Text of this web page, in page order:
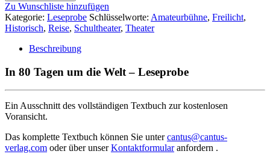
Zu Wunschliste hinzufügen
Kategorie: Leseprobe Schlüsselworte: Amateurbühne, Freilicht,
Historisch, Reise, Schultheater, Theater
Beschreibung
In 80 Tagen um die Welt – Leseprobe
Ein Ausschnitt des vollständigen Textbuch zur kostenlosen
Voransicht.
Das komplette Textbuch können Sie untercantus@cantus-
verlag.com oder über unserKontaktformularanfordern .